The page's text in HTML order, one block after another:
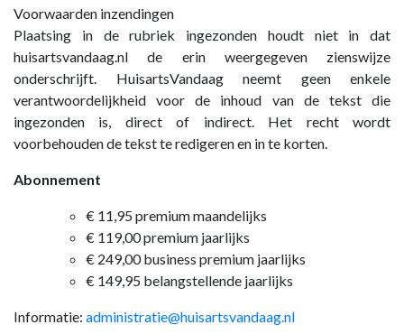
Voorwaarden inzendingen
Plaatsing in de rubriek ingezonden houdt niet in dat
huisartsvandaag.nl de erin weergegeven zienswijze
onderschrijft. HuisartsVandaag neemt geen enkele
verantwoordelijkheid voor de inhoud van de tekst die
ingezonden is, direct of indirect. Het recht wordt
voorbehouden de tekst te redigeren en in te korten.
Abonnement
€ 11,95 premium maandelijks
€ 119,00 premium jaarlijks
€ 249,00 business premium jaarlijks
€ 149,95 belangstellende jaarlijks
Informatie: administratie@huisartsvandaag.nl